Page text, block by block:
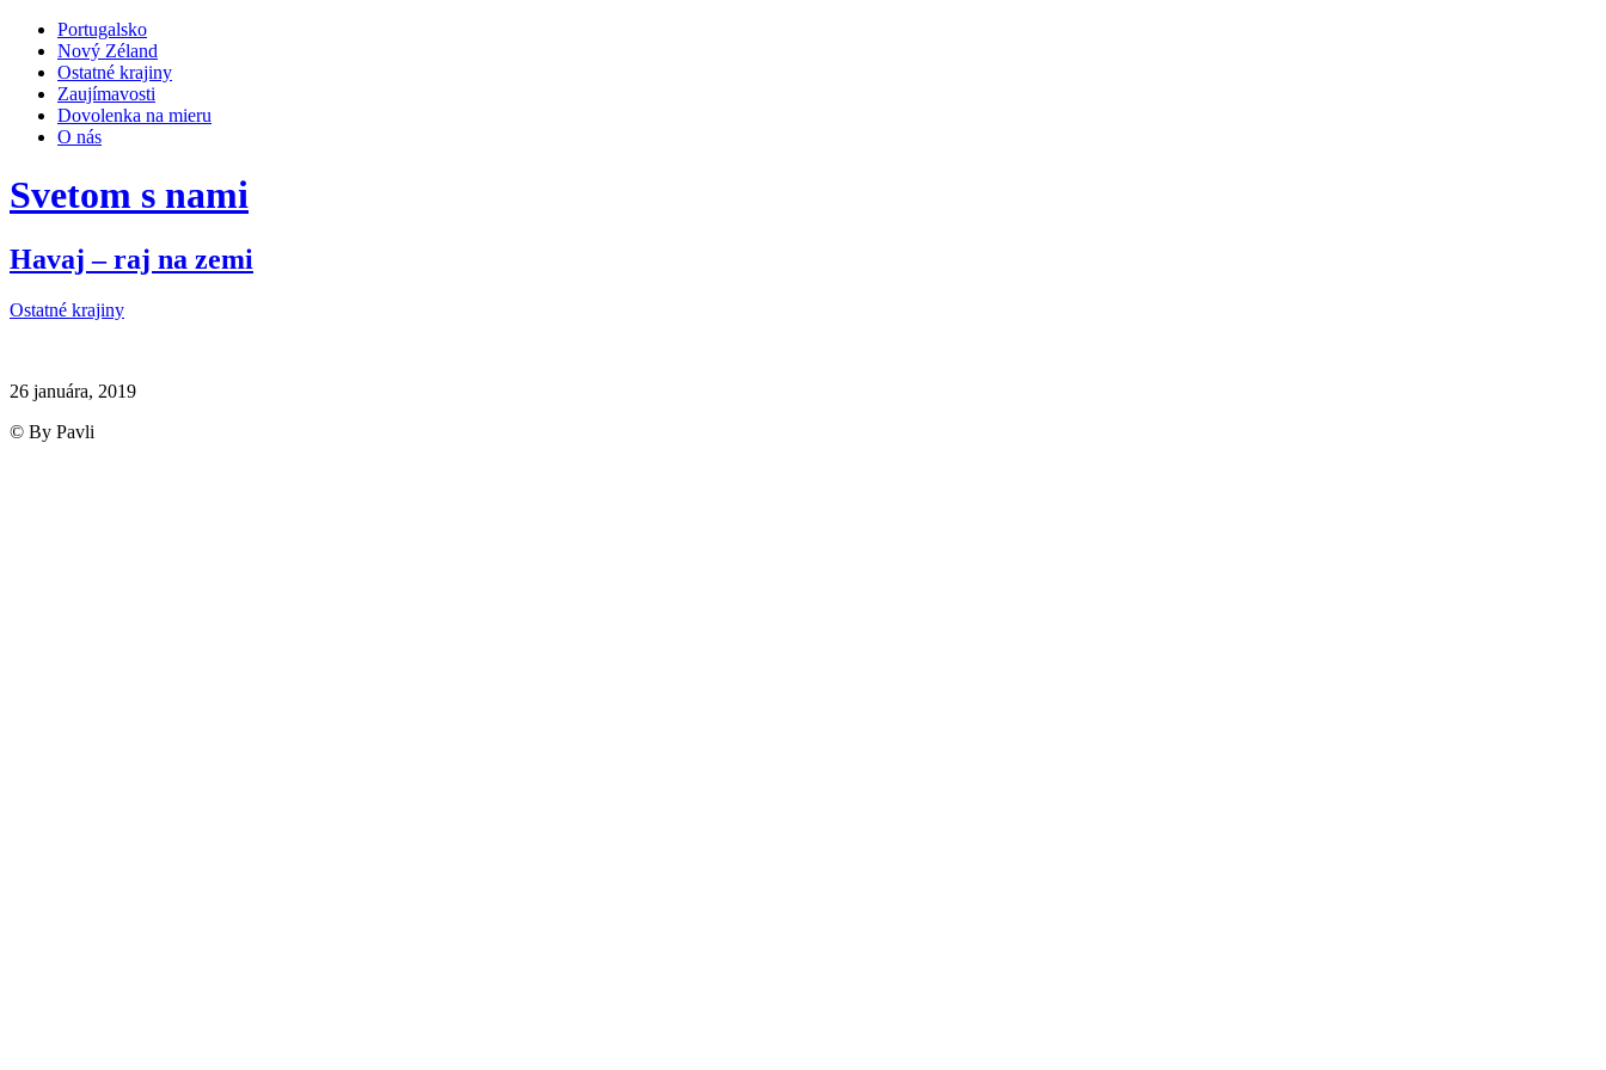
Portugalsko
Nový Zéland
Ostatné krajiny
Zaujímavosti
Dovolenka na mieru
O nás
Svetom s nami
Havaj – raj na zemi
Ostatné krajiny
26 januára, 2019
© By Pavli